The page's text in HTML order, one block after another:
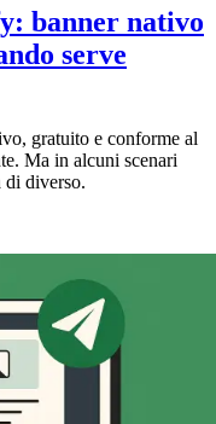
banner nativo
serve
gratuito e conforme al
Ma in alcuni scenari
di diverso.